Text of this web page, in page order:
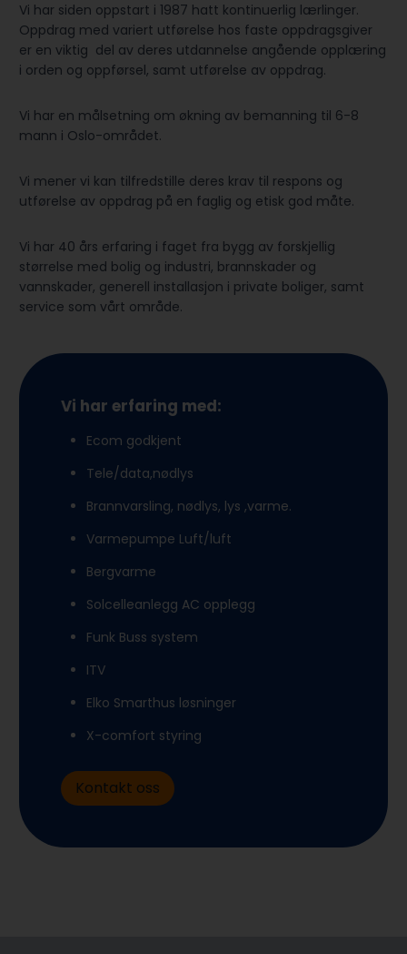
Vi har siden oppstart i 1987 hatt kontinuerlig lærlinger.
Oppdrag med variert utførelse hos faste oppdragsgiver
er en viktig del av deres utdannelse angående opplæring
i orden og oppførsel, samt utførelse av oppdrag.
Vi har en målsetning om økning av bemanning til 6-8
mann i Oslo-området.
Vi mener vi kan tilfredstille deres krav til respons og
utførelse av oppdrag på en faglig og etisk god måte.
Vi har 40 års erfaring i faget fra bygg av forskjellig
størrelse med bolig og industri, brannskader og
vannskader, generell installasjon i private boliger, samt
service som vårt område.
Vi har erfaring med:
Ecom godkjent
Tele/data,nødlys
Brannvarsling, nødlys, lys ,varme.
Varmepumpe Luft/luft
Bergvarme
Solcelleanlegg AC opplegg
Funk Buss system
ITV
Elko Smarthus løsninger
X-comfort styring
Kontakt oss